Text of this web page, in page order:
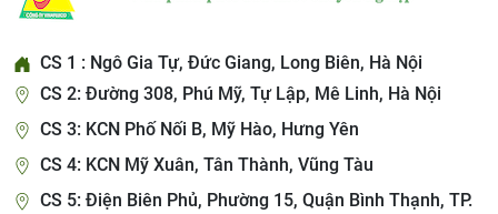
CS 1 : Ngô Gia Tự, Đức Giang, Long Biên, Hà Nội
CS 2: Đường 308, Phú Mỹ, Tự Lập, Mê Linh, Hà Nội
CS 3: KCN Phố Nối B, Mỹ Hào, Hưng Yên
CS 4: KCN Mỹ Xuân, Tân Thành, Vũng Tàu
CS 5: Điện Biên Phủ, Phường 15, Quận Bình Thạnh, TP.